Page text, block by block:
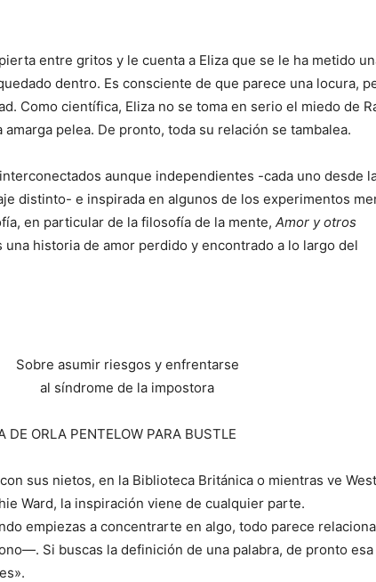
entre gritos y le cuenta a Eliza que se le ha metido
dentro. Es consciente de que parece una locura,
Como científica, Eliza no se toma en serio el miedo de
amarga pelea. De pronto, toda su relación se tambalea.
aunque independientes -cada uno desde
distinto- e inspirada en algunos de los experimentos
en particular de la filosofía de la mente, Amor y otros
una historia de amor perdido y encontrado a lo largo del
Sobre asumir riesgos y enfrentarse
al síndrome de la impostora
ORLA PENTELOW PARA BUSTLE
sus nietos, en la Biblioteca Británica o mientras ve
Ward, la inspiración viene de cualquier parte.
empiezas a concentrarte en algo, todo parece
Si buscas la definición de una palabra, de pronto esa